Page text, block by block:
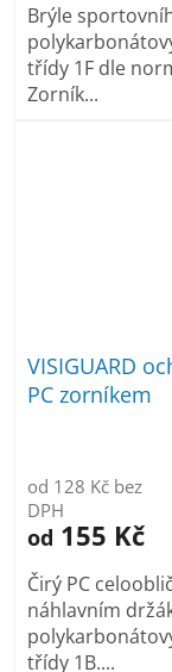
Brýle
třídy 1F dle
Zorník...
VISIGUARD
PC zorníkem
od 128 Kč bez
DPH
od 155 Kč
Čirý PC
náhlavním
třídy 1B....